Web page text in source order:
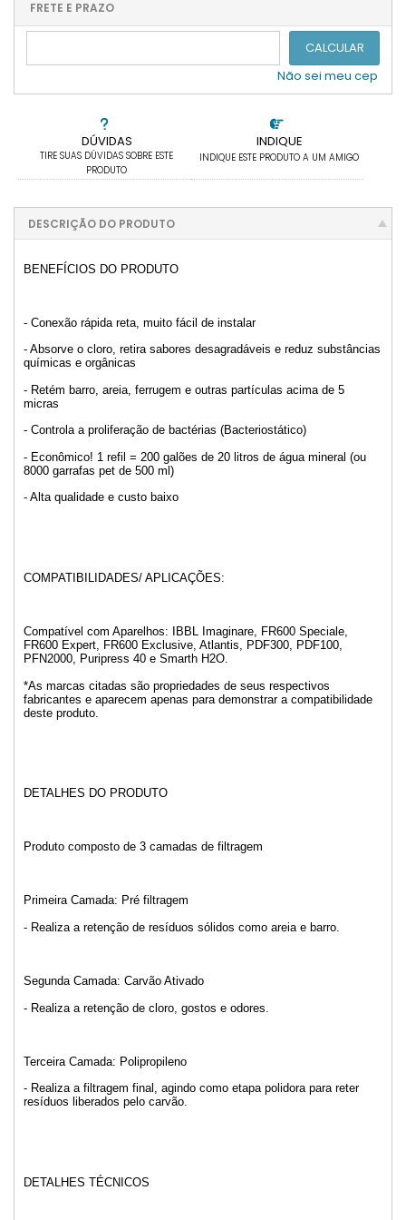
DÚVIDAS
TIRE SUAS DÚVIDAS SOBRE ESTE
PRODUTO
INDIQUE
INDIQUE ESTE PRODUTO A UM AMIGO
...
FRETE E PRAZO
CALCULAR
Não sei meu cep
DESCRIÇÃO DO PRODUTO
BENEFÍCIOS DO PRODUTO
- Conexão rápida reta, muito fácil de instalar
- Absorve o cloro, retira sabores desagradáveis e reduz substâncias
químicas e orgânicas
- Retém barro, areia, ferrugem e outras partículas acima de 5
micras
- Controla a proliferação de bactérias (Bacteriostático)
- Econômico! 1 refil = 200 galões de 20 litros de água mineral (ou
8000 garrafas pet de 500 ml)
- Alta qualidade e custo baixo
COMPATIBILIDADES/ APLICAÇÕES:
Compatível com Aparelhos: IBBL Imaginare, FR600 Speciale,
FR600 Expert, FR600 Exclusive, Atlantis, PDF300, PDF100,
PFN2000, Puripress 40 e Smarth H2O.
*As marcas citadas são propriedades de seus respectivos
fabricantes e aparecem apenas para demonstrar a compatibilidade
deste produto.
DETALHES DO PRODUTO
Produto composto de 3 camadas de filtragem
Primeira Camada: Pré filtragem
- Realiza a retenção de resíduos sólidos como areia e barro.
Segunda Camada: Carvão Ativado
- Realiza a retenção de cloro, gostos e odores.
Terceira Camada: Polipropileno
- Realiza a filtragem final, agindo como etapa polidora para reter
resíduos liberados pelo carvão.
DETALHES TÉCNICOS